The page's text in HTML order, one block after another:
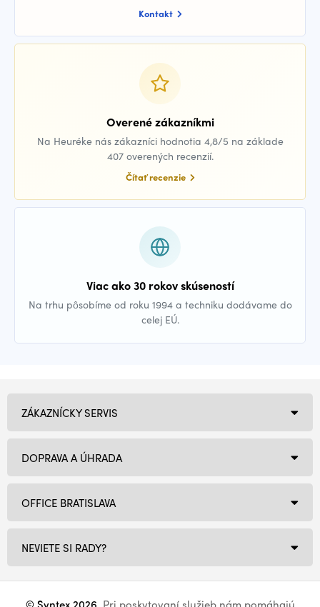
Kontakt
Overené zákazníkmi
Na Heuréke nás zákazníci hodnotia 4,8/5 na základe
407 overených recenzií.
Čítať recenzie
Viac ako 30 rokov skúseností
Na trhu pôsobíme od roku 1994 a techniku dodávame do
celej EÚ.
OFFICE BRATISLAVA
NEVIETE SI RADY?
ZÁKAZNÍCKY SERVIS
DOPRAVA A ÚHRADA